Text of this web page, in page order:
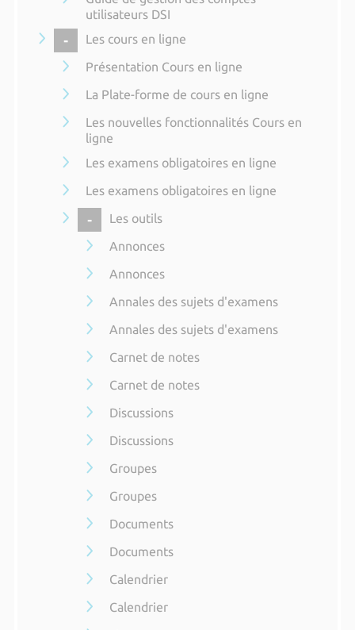
utilisateurs DSI
COLLAPSE
Les cours en ligne
Présentation Cours en ligne
La Plate-forme de cours en ligne
Les nouvelles fonctionnalités Cours en
ligne
Les examens obligatoires en ligne
Les examens obligatoires en ligne
COLLAPSE
Les outils
Annonces
Annonces
Annales des sujets d'examens
Annales des sujets d'examens
Carnet de notes
Carnet de notes
Discussions
Discussions
Groupes
Groupes
Documents
Documents
Calendrier
Calendrier